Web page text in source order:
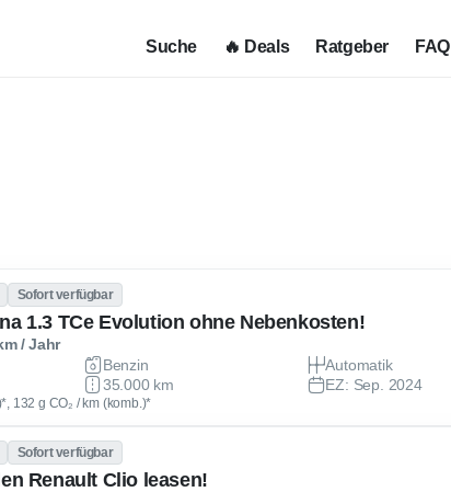
Suche 🔥 Deals Ratgeber FAQ
Sofort verfügbar
1.3 TCe Evolution ohne Nebenkosten!
/ Jahr
Benzin
Automatik
35.000 km EZ: Sep. 2024
132 g CO₂ / km (komb.)*
Sofort verfügbar
Renault Clio leasen!